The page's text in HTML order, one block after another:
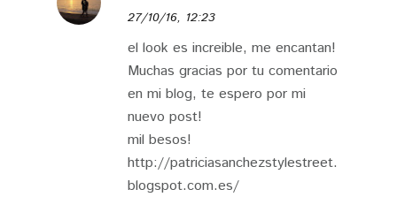
27/10/16, 12:23
el look es increible, me encantan!
Muchas gracias por tu comentario
en mi blog, te espero por mi
nuevo post!
mil besos!
http://patriciasanchezstylestreet.
blogspot.com.es/